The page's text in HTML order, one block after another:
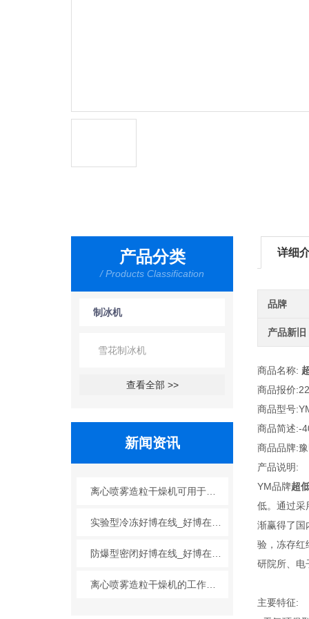
产品分类
/ Products Classification
制冰机
雪花制冰机
查看全部 >>
新闻资讯
离心喷雾造粒干燥机可用于哪些行业？
实验型冷冻好博在线_好博在线(中国)的工艺原理
防爆型密闭好博在线_好博在线(中国)的广泛应用
离心喷雾造粒干燥机的工作原理与特点
详细
品牌
产品新旧
商品名称:
商品报价
商品型号
商品简述:-
商品品牌:
产品说明:
YM品牌超
低。通过采
渐赢得了国
验，冻存红
研院所、电
主要特征: